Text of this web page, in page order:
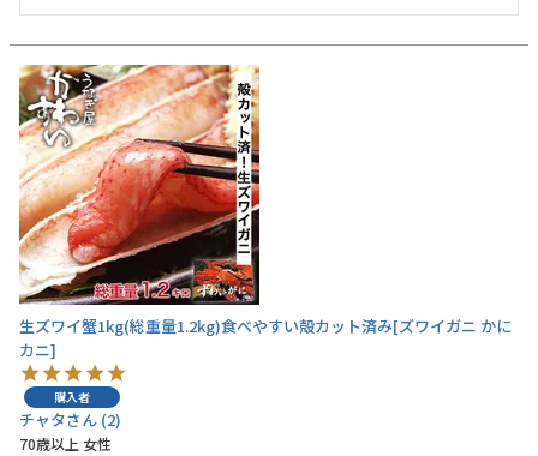
生ズワイ蟹1kg(総重量1.2kg)食べやすい殻カット済み[ズワイガニ かに
カニ]
購入者
チャタ 2
70歳以上 女性
お電話でのご注文・お問い合わせはこちら
0120-59-2580
受付時間 平日10:00～17:00
業務用卸売も行っております